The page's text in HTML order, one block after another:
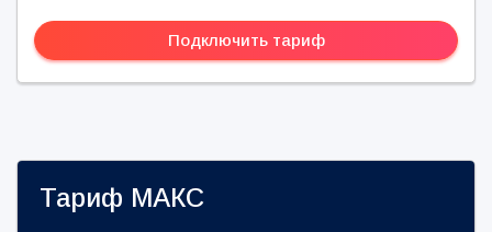
Подключить тариф
Тариф МАКС